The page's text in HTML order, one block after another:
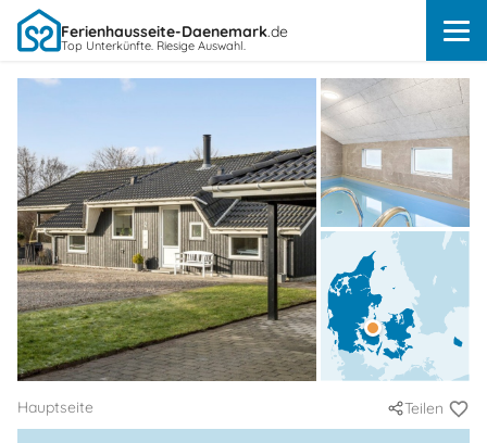
Ferienhausseite-Daenemark.de
Top Unterkünfte. Riesige Auswahl.
Hauptseite Teilen